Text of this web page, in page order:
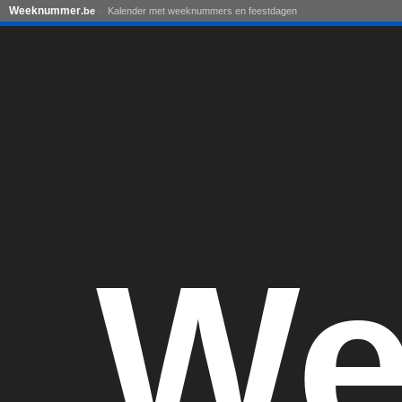
Weeknummer.be Kalender met weeknummers en feestdagen